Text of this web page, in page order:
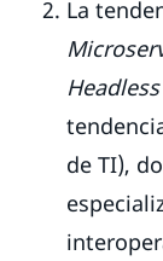
La
Headless
de TI),